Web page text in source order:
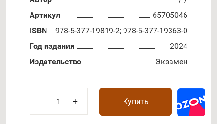
Артикул
65705046
ISBN
978-5-377-19819-2; 978-5-377-19363-0
Год издания
2024
Издательство
Экзамен
Купить